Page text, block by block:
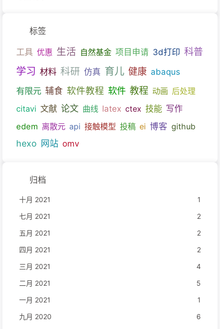
标签
工具 优惠 生活 自然基金 项目申请 3d打印 科普
学习 材料 科研 仿真 育儿 健康 abaqus
有限元 辅食 软件教程 软件 教程 动画 后处理
citavi 文献 论文 曲线 latex ctex 技能 写作
edem 离散元 api 接触模型 投稿 ei 博客 github
hexo 网站 omv
归档
十月 2021
1
七月 2021
2
五月 2021
2
四月 2021
2
三月 2021
4
二月 2021
5
一月 2021
1
九月 2020
6